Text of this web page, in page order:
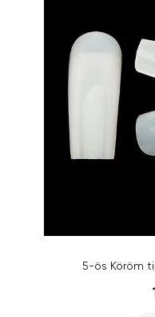
5-ös Köröm